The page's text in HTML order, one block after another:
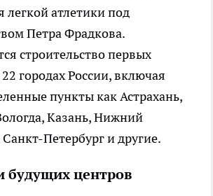
легкой атлетики под
Петра Фрадкова.
строительство первых
городах России, включая
пункты как Астрахань,
Казань, Нижний
Петербург и другие.
будущих центров